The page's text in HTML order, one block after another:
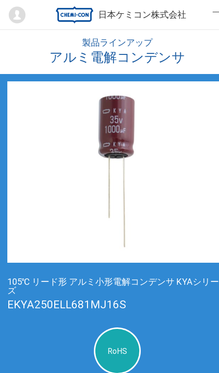
日本ケミコン株式会社
Mypage
製品ラインアップ
アルミ電解コンデンサ
105℃ リード形 アルミ小形電解コンデンサ KYAシリー
ズ
EKYA250ELL681MJ16S
RoHS